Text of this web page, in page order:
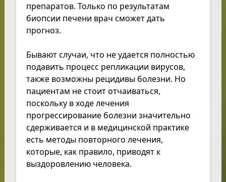
препаратов. Только по результатам
биопсии печени врач сможет дать
прогноз.
Бывают случаи, что не удается полностью
подавить процесс репликации вирусов,
также возможны рецидивы болезни. Но
пациентам не стоит отчаиваться,
поскольку в ходе лечения
прогрессирование болезни значительно
сдерживается и в медицинской практике
есть методы повторного лечения,
которые, как правило, приводят к
выздоровлению человека.